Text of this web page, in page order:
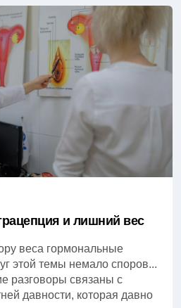
и лишний вес
веса гормональные
этой темы немало споров...
разговоры связаны с
давности, которая давно